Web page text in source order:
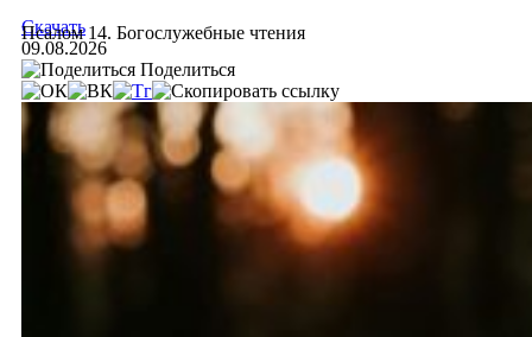
Псалом 14. Богослужебные чтения
Скачать
09.08.2026
Поделиться